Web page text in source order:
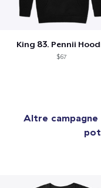
King 83. Pennii
$67
Altre campagne